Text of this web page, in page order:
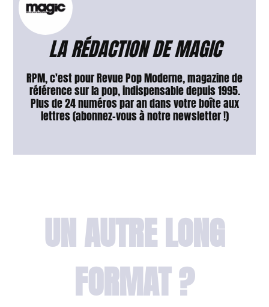
LA RÉDACTION DE MAGIC
RPM, c'est pour Revue Pop Moderne, magazine de
référence sur la pop, indispensable depuis 1995.
Plus de 24 numéros par an dans votre boîte aux
lettres (abonnez-vous à notre newsletter !)
UN AUTRE LONG
FORMAT ?